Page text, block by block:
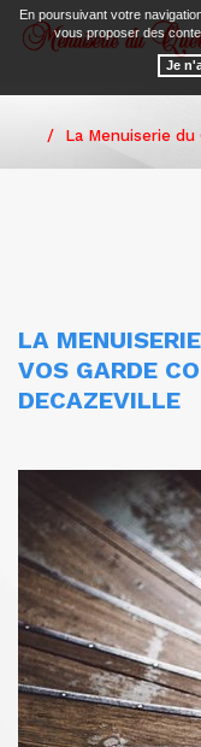
La Menuiserie
LA
VOS GARDE
DECAZEVILLE
En poursuivant votre
vous proposer des
Je